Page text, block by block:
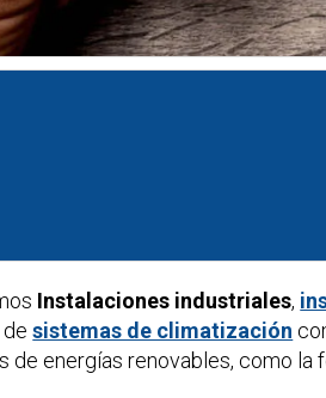
Instalaciones industriales,
desistemas de climatización
de energías renovables, como la